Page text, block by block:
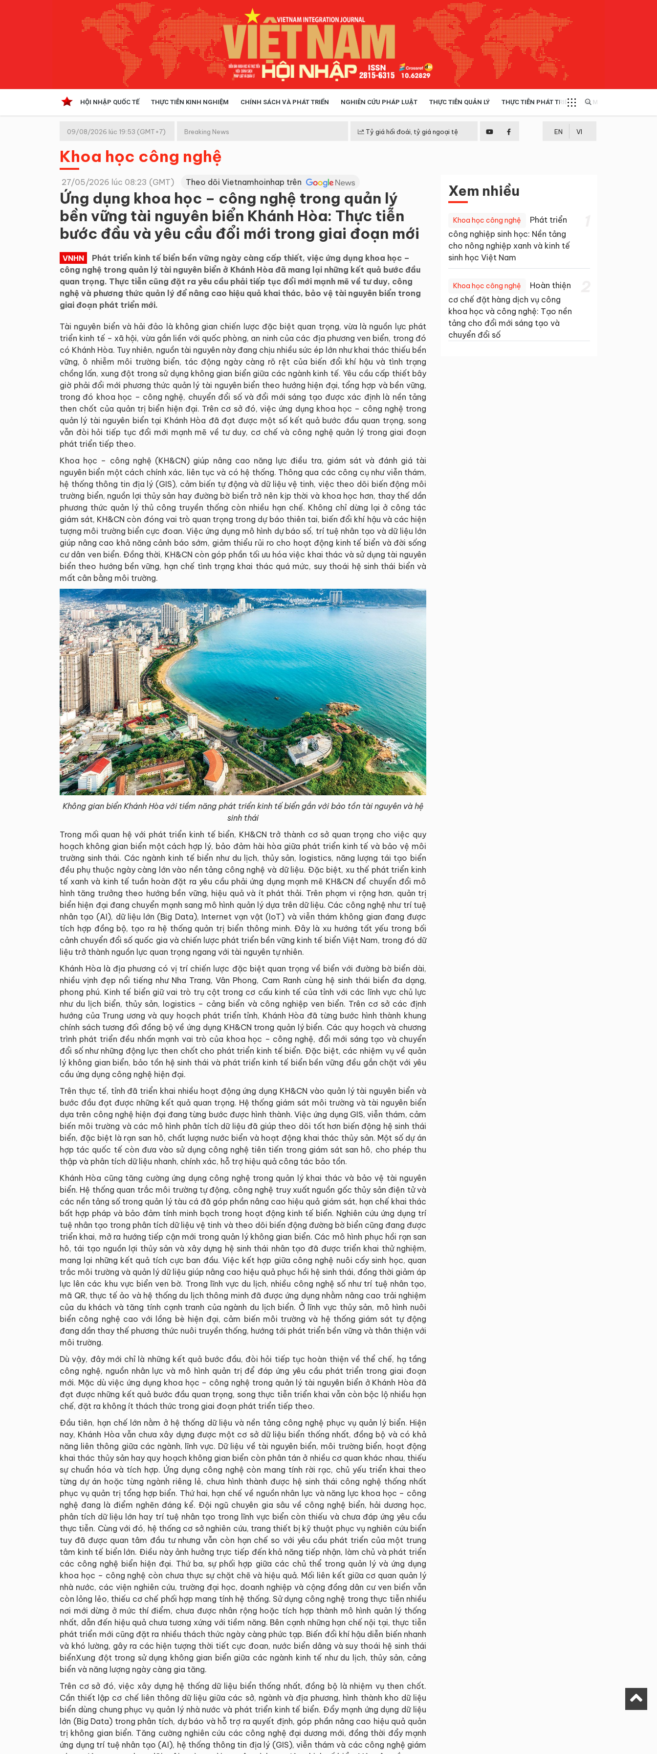
HỘI NHẬP QUỐC TẾ THỰC TIỄN KINH NGHIỆM CHÍNH SÁCH VÀ PHÁT TRIỂN NGHIÊN CỨU PHÁP LUẬT THỰC TIỄN QUẢN LÝ THỰC TIỄN PHÁT TRIỂN MULTIMEDIA
Kinh tế hội nhập
Doanh nghiệp
09/08/2026 lúc 19:53 (GMT+7) Breaking News Tỷ giá hối đoái, tỷ giá ngoại tệ EN VI
Khoa học công nghệ
27/05/2026 lúc 08:23 (GMT) Theo dõi Vietnamhoinhap trên
Ứng dụng khoa học – công nghệ trong quản lý
bền vững tài nguyên biển Khánh Hòa: Thực tiễn
bước đầu và yêu cầu đổi mới trong giai đoạn mới
VNHN
Phát triển kinh tế biển bền vững ngày càng cấp thiết, việc ứng dụng khoa học –
công nghệ trong quản lý tài nguyên biển ở Khánh Hòa đã mang lại những kết quả bước đầu
quan trọng. Thực tiễn cũng đặt ra yêu cầu phải tiếp tục đổi mới mạnh mẽ về tư duy, công
nghệ và phương thức quản lý để nâng cao hiệu quả khai thác, bảo vệ tài nguyên biển trong
giai đoạn phát triển mới.
Tài nguyên biển và hải đảo là không gian chiến lược đặc biệt quan trọng, vừa là nguồn lực phát
triển kinh tế – xã hội, vừa gắn liền với quốc phòng, an ninh của các địa phương ven biển, trong đó
có Khánh Hòa. Tuy nhiên, nguồn tài nguyên này đang chịu nhiều sức ép lớn như khai thác thiếu bền
vững, ô nhiễm môi trường biển, tác động ngày càng rõ rệt của biến đổi khí hậu và tình trạng
chồng lấn, xung đột trong sử dụng không gian biển giữa các ngành kinh tế. Yêu cầu cấp thiết bây
giờ phải đổi mới phương thức quản lý tài nguyên biển theo hướng hiện đại, tổng hợp và bền vững,
trong đó khoa học – công nghệ, chuyển đổi số và đổi mới sáng tạo được xác định là nền tảng
then chốt của quản trị biển hiện đại. Trên cơ sở đó, việc ứng dụng khoa học – công nghệ trong
quản lý tài nguyên biển tại Khánh Hòa đã đạt được một số kết quả bước đầu quan trọng, song
vẫn đòi hỏi tiếp tục đổi mới mạnh mẽ về tư duy, cơ chế và công nghệ quản lý trong giai đoạn
phát triển tiếp theo.
Khoa học – công nghệ (KH&CN) giúp nâng cao năng lực điều tra, giám sát và đánh giá tài
nguyên biển một cách chính xác, liên tục và có hệ thống. Thông qua các công cụ như viễn thám,
hệ thống thông tin địa lý (GIS), cảm biến tự động và dữ liệu vệ tinh, việc theo dõi biến động môi
trường biển, nguồn lợi thủy sản hay đường bờ biển trở nên kịp thời và khoa học hơn, thay thế dần
phương thức quản lý thủ công truyền thống còn nhiều hạn chế. Không chỉ dừng lại ở công tác
giám sát, KH&CN còn đóng vai trò quan trọng trong dự báo thiên tai, biến đổi khí hậu và các hiện
tượng môi trường biển cực đoan. Việc ứng dụng mô hình dự báo số, trí tuệ nhân tạo và dữ liệu lớn
giúp nâng cao khả năng cảnh báo sớm, giảm thiểu rủi ro cho hoạt động kinh tế biển và đời sống
cư dân ven biển. Đồng thời, KH&CN còn góp phần tối ưu hóa việc khai thác và sử dụng tài nguyên
biển theo hướng bền vững, hạn chế tình trạng khai thác quá mức, suy thoái hệ sinh thái biển và
mất cân bằng môi trường.
Không gian biển Khánh Hòa với tiềm năng phát triển kinh tế biển gắn với bảo tồn tài nguyên và hệ
sinh thái
Trong mối quan hệ với phát triển kinh tế biển, KH&CN trở thành cơ sở quan trọng cho việc quy
hoạch không gian biển một cách hợp lý, bảo đảm hài hòa giữa phát triển kinh tế và bảo vệ môi
trường sinh thái. Các ngành kinh tế biển như du lịch, thủy sản, logistics, năng lượng tái tạo biển
đều phụ thuộc ngày càng lớn vào nền tảng công nghệ và dữ liệu. Đặc biệt, xu thế phát triển kinh
tế xanh và kinh tế tuần hoàn đặt ra yêu cầu phải ứng dụng mạnh mẽ KH&CN để chuyển đổi mô
hình tăng trưởng theo hướng bền vững, hiệu quả và ít phát thải. Trên phạm vi rộng hơn, quản trị
biển hiện đại đang chuyển mạnh sang mô hình quản lý dựa trên dữ liệu. Các công nghệ như trí tuệ
nhân tạo (AI), dữ liệu lớn (Big Data), Internet vạn vật (IoT) và viễn thám không gian đang được
tích hợp đồng bộ, tạo ra hệ thống quản trị biển thông minh. Đây là xu hướng tất yếu trong bối
cảnh chuyển đổi số quốc gia và chiến lược phát triển bền vững kinh tế biển Việt Nam, trong đó dữ
liệu trở thành nguồn lực quan trọng ngang với tài nguyên tự nhiên.
Khánh Hòa là địa phương có vị trí chiến lược đặc biệt quan trọng về biển với đường bờ biển dài,
nhiều vịnh đẹp nổi tiếng như Nha Trang, Vân Phong, Cam Ranh cùng hệ sinh thái biển đa dạng,
phong phú. Kinh tế biển giữ vai trò trụ cột trong cơ cấu kinh tế của tỉnh với các lĩnh vực chủ lực
như du lịch biển, thủy sản, logistics – cảng biển và công nghiệp ven biển. Trên cơ sở các định
hướng của Trung ương và quy hoạch phát triển tỉnh, Khánh Hòa đã từng bước hình thành khung
chính sách tương đối đồng bộ về ứng dụng KH&CN trong quản lý biển. Các quy hoạch và chương
trình phát triển đều nhấn mạnh vai trò của khoa học – công nghệ, đổi mới sáng tạo và chuyển
đổi số như những động lực then chốt cho phát triển kinh tế biển. Đặc biệt, các nhiệm vụ về quản
lý không gian biển, bảo tồn hệ sinh thái và phát triển kinh tế biển bền vững đều gắn chặt với yêu
cầu ứng dụng công nghệ hiện đại.
Trên thực tế, tỉnh đã triển khai nhiều hoạt động ứng dụng KH&CN vào quản lý tài nguyên biển và
bước đầu đạt được những kết quả quan trọng. Hệ thống giám sát môi trường và tài nguyên biển
dựa trên công nghệ hiện đại đang từng bước được hình thành. Việc ứng dụng GIS, viễn thám, cảm
biến môi trường và các mô hình phân tích dữ liệu đã giúp theo dõi tốt hơn biến động hệ sinh thái
biển, đặc biệt là rạn san hô, chất lượng nước biển và hoạt động khai thác thủy sản. Một số dự án
hợp tác quốc tế còn đưa vào sử dụng công nghệ tiên tiến trong giám sát san hô, cho phép thu
thập và phân tích dữ liệu nhanh, chính xác, hỗ trợ hiệu quả công tác bảo tồn.
Khánh Hòa cũng tăng cường ứng dụng công nghệ trong quản lý khai thác và bảo vệ tài nguyên
biển. Hệ thống quan trắc môi trường tự động, công nghệ truy xuất nguồn gốc thủy sản điện tử và
các nền tảng số trong quản lý tàu cá đã góp phần nâng cao hiệu quả giám sát, hạn chế khai thác
bất hợp pháp và bảo đảm tính minh bạch trong hoạt động kinh tế biển. Nghiên cứu ứng dụng trí
tuệ nhân tạo trong phân tích dữ liệu vệ tinh và theo dõi biến động đường bờ biển cũng đang được
triển khai, mở ra hướng tiếp cận mới trong quản lý không gian biển. Các mô hình phục hồi rạn san
hô, tái tạo nguồn lợi thủy sản và xây dựng hệ sinh thái nhân tạo đã được triển khai thử nghiệm,
mang lại những kết quả tích cực ban đầu. Việc kết hợp giữa công nghệ nuôi cấy sinh học, quan
trắc môi trường và quản lý dữ liệu giúp nâng cao hiệu quả phục hồi hệ sinh thái, đồng thời giảm áp
lực lên các khu vực biển ven bờ. Trong lĩnh vực du lịch, nhiều công nghệ số như trí tuệ nhân tạo,
mã QR, thực tế ảo và hệ thống du lịch thông minh đã được ứng dụng nhằm nâng cao trải nghiệm
của du khách và tăng tính cạnh tranh của ngành du lịch biển. Ở lĩnh vực thủy sản, mô hình nuôi
biển công nghệ cao với lồng bè hiện đại, cảm biến môi trường và hệ thống giám sát tự động
đang dần thay thế phương thức nuôi truyền thống, hướng tới phát triển bền vững và thân thiện với
môi trường.
Dù vậy, đây mới chỉ là những kết quả bước đầu, đòi hỏi tiếp tục hoàn thiện về thể chế, hạ tầng
công nghệ, nguồn nhân lực và mô hình quản trị để đáp ứng yêu cầu phát triển trong giai đoạn
mới. Mặc dù việc ứng dụng khoa học – công nghệ trong quản lý tài nguyên biển ở Khánh Hòa đã
đạt được những kết quả bước đầu quan trọng, song thực tiễn triển khai vẫn còn bộc lộ nhiều hạn
chế, đặt ra không ít thách thức trong giai đoạn phát triển tiếp theo.
Đầu tiên, hạn chế lớn nằm ở hệ thống dữ liệu và nền tảng công nghệ phục vụ quản lý biển. Hiện
nay, Khánh Hòa vẫn chưa xây dựng được một cơ sở dữ liệu biển thống nhất, đồng bộ và có khả
năng liên thông giữa các ngành, lĩnh vực. Dữ liệu về tài nguyên biển, môi trường biển, hoạt động
khai thác thủy sản hay quy hoạch không gian biển còn phân tán ở nhiều cơ quan khác nhau, thiếu
sự chuẩn hóa và tích hợp. Ứng dụng công nghệ còn mang tính rời rạc, chủ yếu triển khai theo
từng dự án hoặc từng ngành riêng lẻ, chưa hình thành được hệ sinh thái công nghệ thống nhất
phục vụ quản trị tổng hợp biển. Thứ hai, hạn chế về nguồn nhân lực và năng lực khoa học – công
nghệ đang là điểm nghẽn đáng kể. Đội ngũ chuyên gia sâu về công nghệ biển, hải dương học,
phân tích dữ liệu lớn hay trí tuệ nhân tạo trong lĩnh vực biển còn thiếu và chưa đáp ứng yêu cầu
thực tiễn. Cùng với đó, hệ thống cơ sở nghiên cứu, trang thiết bị kỹ thuật phục vụ nghiên cứu biển
tuy đã được quan tâm đầu tư nhưng vẫn còn hạn chế so với yêu cầu phát triển của một trung
tâm kinh tế biển lớn. Điều này ảnh hưởng trực tiếp đến khả năng tiếp nhận, làm chủ và phát triển
các công nghệ biển hiện đại. Thứ ba, sự phối hợp giữa các chủ thể trong quản lý và ứng dụng
khoa học – công nghệ còn chưa thực sự chặt chẽ và hiệu quả. Mối liên kết giữa cơ quan quản lý
nhà nước, các viện nghiên cứu, trường đại học, doanh nghiệp và cộng đồng dân cư ven biển vẫn
còn lỏng lẻo, thiếu cơ chế phối hợp mang tính hệ thống. Sử dụng công nghệ trong thực tiễn nhiều
nơi mới dừng ở mức thí điểm, chưa được nhân rộng hoặc tích hợp thành mô hình quản lý thống
nhất, dẫn đến hiệu quả chưa tương xứng với tiềm năng. Bên cạnh những hạn chế nội tại, thực tiễn
phát triển mới cũng đặt ra nhiều thách thức ngày càng phức tạp. Biến đổi khí hậu diễn biến nhanh
và khó lường, gây ra các hiện tượng thời tiết cực đoan, nước biển dâng và suy thoái hệ sinh thái
biểnXung đột trong sử dụng không gian biển giữa các ngành kinh tế như du lịch, thủy sản, cảng
biển và năng lượng ngày càng gia tăng.
Trên cơ sở đó, việc xây dựng hệ thống dữ liệu biển thống nhất, đồng bộ là nhiệm vụ then chốt.
Cần thiết lập cơ chế liên thông dữ liệu giữa các sở, ngành và địa phương, hình thành kho dữ liệu
biển dùng chung phục vụ quản lý nhà nước và phát triển kinh tế biển. Đẩy mạnh ứng dụng dữ liệu
lớn (Big Data) trong phân tích, dự báo và hỗ trợ ra quyết định, góp phần nâng cao hiệu quả quản
trị không gian biển. Tăng cường nghiên cứu các công nghệ đại dương mới, đồng thời đẩy mạnh
ứng dụng trí tuệ nhân tạo (AI), hệ thống thông tin địa lý (GIS), viễn thám và các công nghệ giám
Xem nhiều
Khoa học công nghệ
Phát triển
công nghiệp sinh học: Nền tảng
cho nông nghiệp xanh và kinh tế
sinh học Việt Nam
Khoa học công nghệ
Hoàn thiện
cơ chế đặt hàng dịch vụ công
khoa học và công nghệ: Tạo nền
tảng cho đổi mới sáng tạo và
chuyển đổi số